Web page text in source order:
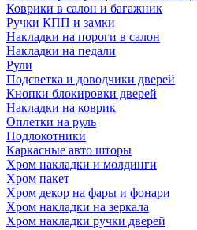
Коврики в салон и багажник
Ручки КПП и замки
Накладки на пороги в салон
Накладки на педали
Рули
Подсветка и доводчики дверей
Кнопки блокировки дверей
Накладки на коврик
Оплетки на руль
Подлокотники
Каркасные авто шторы
Хром накладки и молдинги
Хром пакет
Хром декор на фары и фонари
Хром накладки на зеркала
Хром накладки ручки дверей